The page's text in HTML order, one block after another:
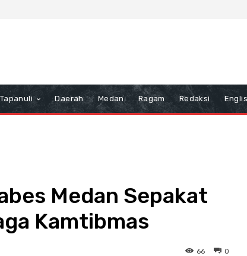
Tapanuli Daerah Medan Ragam Redaksi
Medan Sepakat
Kamtibmas
0
66